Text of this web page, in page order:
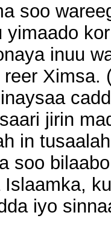
soo
yimaado
inuu
Ximsa.
jirin
in
soo
iyo